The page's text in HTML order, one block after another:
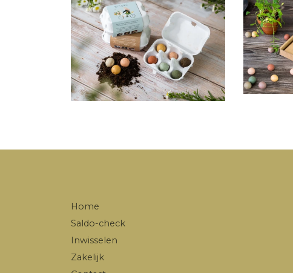
Home
Saldo-check
Inwisselen
Zakelijk